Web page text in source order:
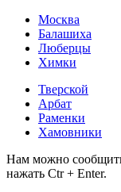
Москва
Балашиха
Люберцы
Химки
Тверской
Арбат
Раменки
Хамовники
Нам можно
нажать Ctr + Enter.